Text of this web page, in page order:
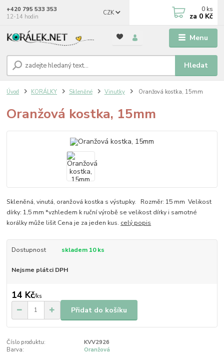
Menu
CZK
Hledat
+420 795 533 353
12-14 hodin
0 ks
za 0 Kč
Úvod KORÁLKY Skleněné Vinutky Oranžová kostka, 15mm
Oranžová kostka, 15mm
Skleněná, vinutá, oranžová kostka s výstupky. Rozměr: 15 mm Velikost
dírky: 1,5 mm *vzhledem k ruční výrobě se velikost dírky i samotné
korálky může lišit Cena je za jeden kus. celý popis
Dostupnost skladem 10 ks
Nejsme plátci DPH
14 Kč/ks
Přidat do košíku
Číslo produktu:
KVV2926
Barva:
Oranžová